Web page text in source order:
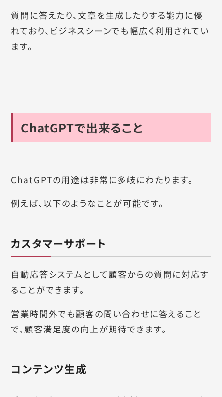
質問に答えたり、文章を生成したりする能力に優
れており、ビジネスシーンでも幅広く利用されてい
ます。
ChatGPTで出来ること
ChatGPTの用途は非常に多岐にわたります。
例えば、以下のようなことが可能です。
カスタマーサポート
自動応答システムとして顧客からの質問に対応す
ることができます。
営業時間外でも顧客の問い合わせに答えること
で、顧客満足度の向上が期待できます。
コンテンツ生成